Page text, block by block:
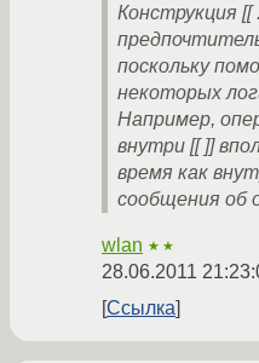
Конструкция [[
поскольку
некоторых
Например,
внутри [[ ]]
время как
сообщения об
wlan ★★
28.06.2011
Ссылка